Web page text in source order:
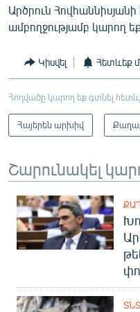
Արծրուն Հովհաննիսյանի
ամբողջությամբ կարող
Կիսվել Հետևեք
Հոդվածը կարող եք գտնել
Հայերեն արխիվ
Շարունակել